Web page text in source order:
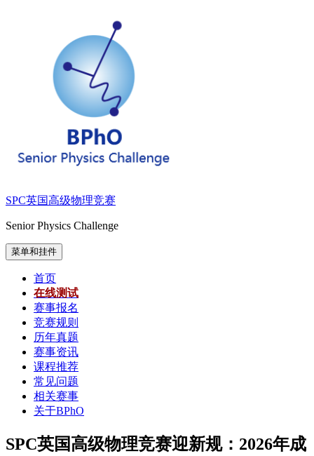
SPC英国高级物理竞赛
Senior Physics Challenge
菜单和挂件
首页
在线测试
赛事报名
竞赛规则
历年真题
赛事资讯
课程推荐
常见问题
相关赛事
关于BPhO
SPC英国高级物理竞赛迎新规：2026年成